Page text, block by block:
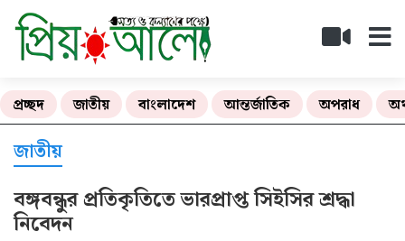
প্রচ্ছদ জাতীয় বাংলাদেশ আন্তর্জাতিক অপরাধ
জাতীয়
বঙ্গবন্ধুর প্রতিকৃতিতে ভারপ্রাপ্ত সিইসির শ্রদ্ধা
নিবেদন